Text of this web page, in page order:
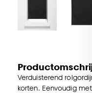
Verduisterend
korten. Eenvoudig